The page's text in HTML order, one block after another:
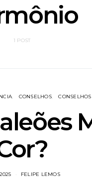
1 POST
CONSELHOS
FELIPE LEMOS